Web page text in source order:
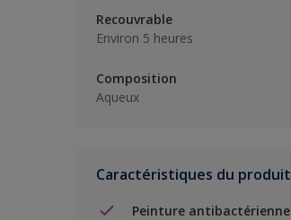
Recouvrable
Environ 5 heures
Composition
Aqueux
Caractéristiques du produit
Peinture antibactérienne